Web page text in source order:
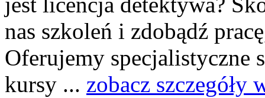
nas szkoleń i zdobądź
Oferujemy specjalistyczne
kursy ... zobacz szczegóły